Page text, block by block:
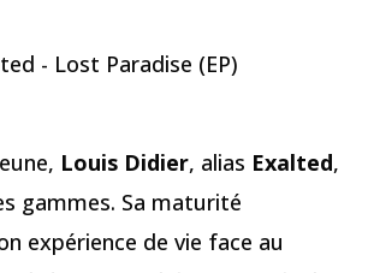
- Lost Paradise (EP)
Louis Didier, alias Exalted,
gammes. Sa maturité
expérience de vie face au